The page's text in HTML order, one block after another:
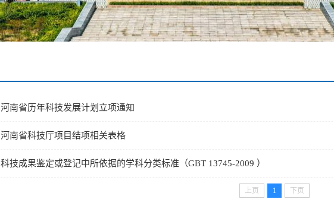
河南省历年科技发展计划立项通知
河南省科技厅项目结项相关表格
科技成果鉴定或登记中所依据的学科分类标准（GBT 13745-2009 ）
上页 1 下页